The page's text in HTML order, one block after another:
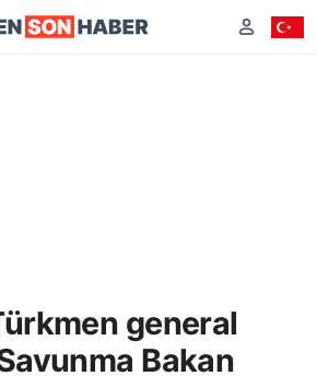
general
Bakan